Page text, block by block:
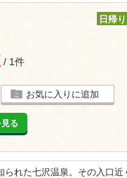
日帰り
/ 1件
お気に入りに追加
る
れた七沢温泉。その入口近